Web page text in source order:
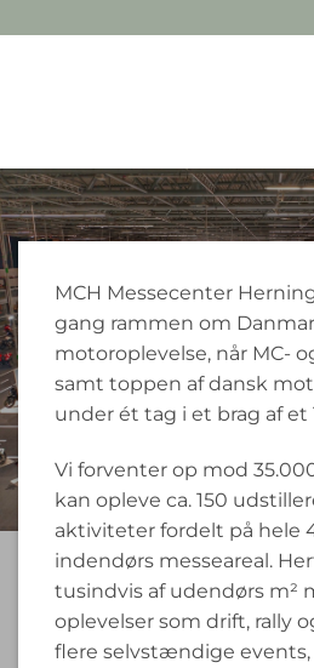
MCH Messecenter
gang rammen om
motoroplevelse, når MC-
samt toppen af dansk
under ét tag i et brag af
Vi forventer op mod
kan opleve ca. 150
aktiviteter fordelt på hele
indendørs messeareal.
tusindvis af udendørs m²
oplevelser som drift, rally
flere selvstændige